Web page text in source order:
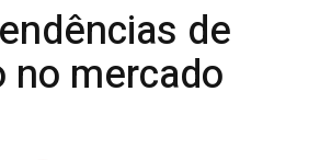
de
mercado